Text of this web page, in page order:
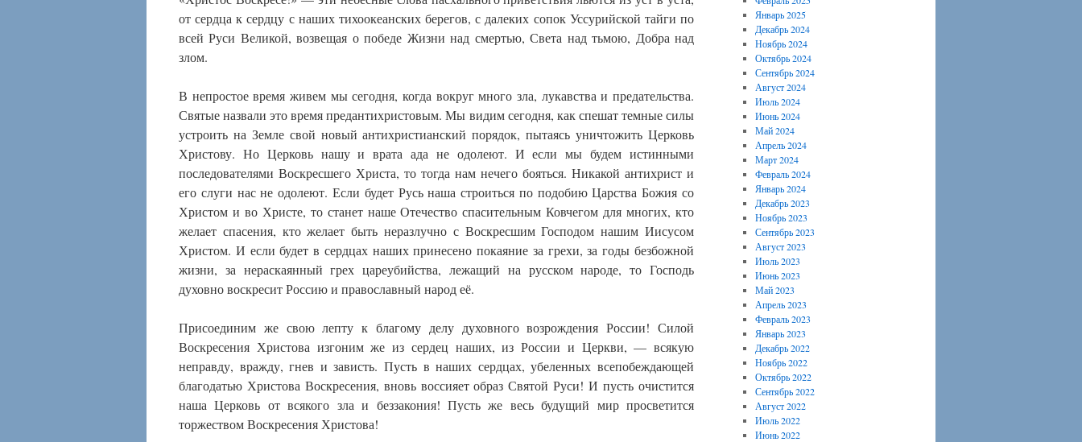
от сердца к сердцу с наших тихоокеанских берегов, с далеких сопок Уссурийской тайги по
всей Руси Великой, возвещая о победе Жизни над смертью, Света над тьмою, Добра над
злом.
В непростое время живем мы сегодня, когда вокруг много зла, лукавства и предательства.
Святые назвали это время предантихристовым. Мы видим сегодня, как спешат темные силы
устроить на Земле свой новый антихристианский порядок, пытаясь уничтожить Церковь
Христову. Но Церковь нашу и врата ада не одолеют. И если мы будем истинными
последователями Воскресшего Христа, то тогда нам нечего бояться. Никакой антихрист и
его слуги нас не одолеют. Если будет Русь наша строиться по подобию Царства Божия со
Христом и во Христе, то станет наше Отечество спасительным Ковчегом для многих, кто
желает спасения, кто желает быть неразлучно с Воскресшим Господом нашим Иисусом
Христом. И если будет в сердцах наших принесено покаяние за грехи, за годы безбожной
жизни, за нераскаянный грех цареубийства, лежащий на русском народе, то Господь
духовно воскресит Россию и православный народ её.
Присоединим же свою лепту к благому делу духовного возрождения России! Силой
Воскресения Христова изгоним же из сердец наших, из России и Церкви, — всякую
неправду, вражду, гнев и зависть. Пусть в наших сердцах, убеленных всепобеждающей
благодатью Христова Воскресения, вновь воссияет образ Святой Руси! И пусть очистится
наша Церковь от всякого зла и беззакония! Пусть же весь будущий мир просветится
торжеством Воскресения Христова!
Январь 2025
Декабрь 2024
Ноябрь 2024
Октябрь 2024
Сентябрь 2024
Август 2024
Июль 2024
Июнь 2024
Май 2024
Апрель 2024
Март 2024
Февраль 2024
Январь 2024
Декабрь 2023
Ноябрь 2023
Сентябрь 2023
Август 2023
Июль 2023
Июнь 2023
Май 2023
Апрель 2023
Февраль 2023
Январь 2023
Декабрь 2022
Ноябрь 2022
Октябрь 2022
Сентябрь 2022
Август 2022
Июль 2022
Июнь 2022